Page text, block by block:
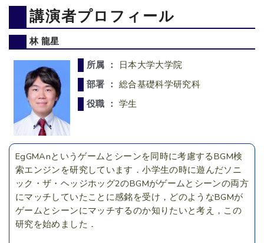
講演者プロフィール
林 龍星
所属 ：
日本大学大学院
部署 ： 総合基礎科学研究科
役職 ： 学生
EgGMAnというゲームとシーンを同時に考慮するBGM検
索エンジンを研究しています．小学生の時に遊んだソニ
ック・ザ・ヘッジホッグ2のBGMがゲームとシーンの両方
にマッチしていたことに感銘を受け，どのようなBGMが
ゲームとシーンにマッチするのか知りたいと考え，この
研究を始めました．